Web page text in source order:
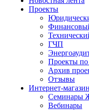
Проекты
ГЧП
Проекты
Архив
Отзывы
Интернет-магазин
Семинары
Вебинары